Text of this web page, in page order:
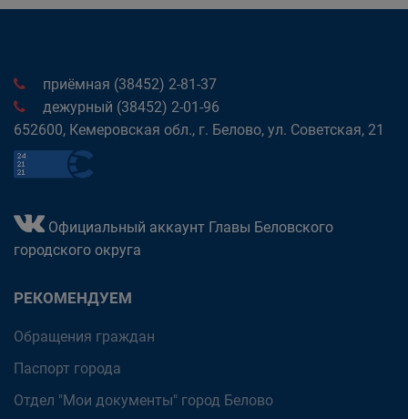
приёмная (38452) 2-81-37
дежурный (38452) 2-01-96
652600, Кемеровская обл., г. Белово, ул. Советская, 21
Официальный аккаунт Главы Беловского
городского округа
РЕКОМЕНДУЕМ
Обращения граждан
Паспорт города
Отдел "Мои документы" город Белово